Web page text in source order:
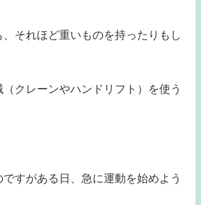
それほど重いものを持ったりもし
クレーンやハンドリフト）を使う
すがある日、急に運動を始めよう